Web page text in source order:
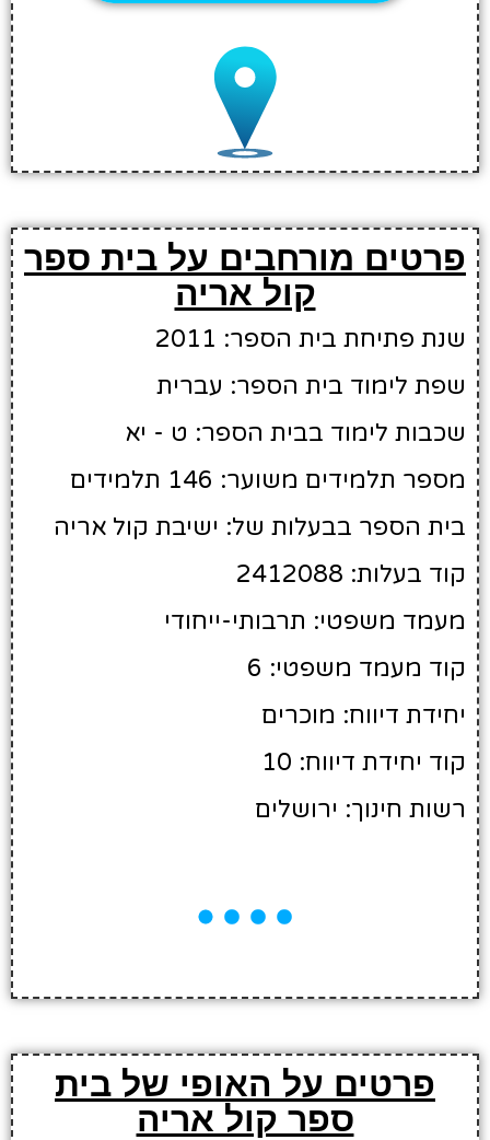
פרטים מורחבים על בית ספר
קול אריה
שנת פתיחת בית הספר: 2011
שפת לימוד בית הספר: עברית
שכבות לימוד בבית הספר: ט - יא
מספר תלמידים משוער: 146 תלמידים
בית הספר בבעלות של: ישיבת קול אריה
קוד בעלות: 2412088
מעמד משפטי: תרבותי-ייחודי
קוד מעמד משפטי: 6
יחידת דיווח: מוכרים
קוד יחידת דיווח: 10
רשות חינוך: ירושלים
פרטים על האופי של בית
ספר קול אריה